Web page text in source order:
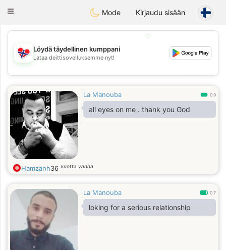
EkteNordmenn
Toggle
Mode Kirjaudu sisään
💖
💕
Löydä täydellinen kumppani
Lataa deittisovelluksemme nyt!
La Manouba 0.9
all eyes on me . thank you God
Hamzanh36 vuotta vanha
La Manouba 0.7
loking for a serious relationship